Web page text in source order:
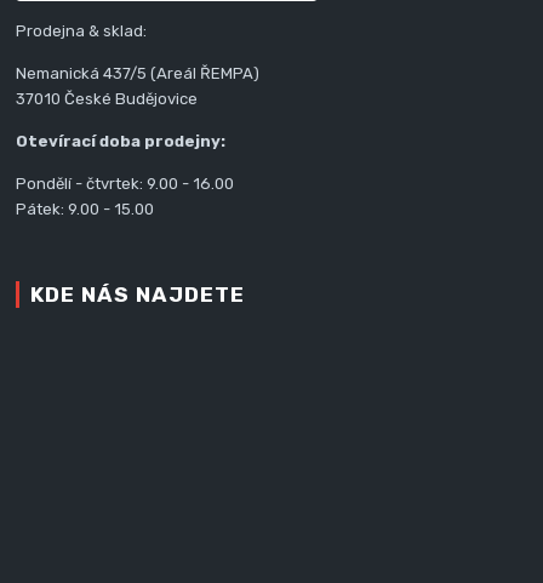
Prodejna & sklad:
Nemanická 437/5 (Areál ŘEMPA)
37010 České Budějovice
Otevírací doba prodejny:
Pondělí - čtvrtek: 9.00 - 16.00
Pátek: 9.00 - 15.00
KDE NÁS NAJDETE